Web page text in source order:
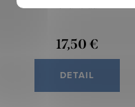
17,50 €
DETAIL